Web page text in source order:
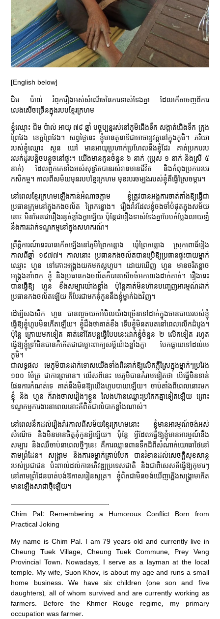
[English below]
ជិម ប៉ាល់ រំឭករឿងអស់សំណើចនៃការទាស់ទែងគ្នា ដែលកើតចេញពីការ
លេងសើចច្រើនក្នុងរបបខ្មែរក្រហម
ខ្ញុំឈ្មោះ ជិម ប៉ាល់ អាយុ ៧៩ ឆ្នាំ បច្ចុប្បន្នរស់នៅភូមិជើងទឹក សង្កាត់ជើងទឹក ក្រុង
ព្រៃវែង ខេត្តព្រៃវែង។ សព្វថ្ងៃនេះ ខ្ញុំមានតួនាទីជាអាចារ្យវត្តនៅក្នុងភូមិ។ ភរិយា
របស់ខ្ញុំឈ្មោះ សួន ឃៅ មានអាយុប្រហាក់ប្រហែលនឹងខ្ញុំដែរ គាត់ប្រកបរប
រលក់ដូរបន្តិចបន្តួចនៅផ្ទះ។ យើងមានកូនចំនួន ៦ នាក់ (ប្រុស ១ នាក់ និងស្រី ៥
នាក់) ដែលពួកគេទាំងអស់សុទ្ធតែបានរស់រានមានជីវិត និងកំពុងប្រកបរបរ
កសិកម្ម។ កាលពីសម័យមុនរបបខ្មែរក្រហម មុខរបរចម្បងរបស់ខ្ញុំគឺធ្វើស្រែចម្ការ។
នៅពេលខ្មែរក្រហមឡើងកាន់អំណាចភ្លាម ខ្ញុំត្រូវបានអង្គការចាត់តាំងឱ្យធ្វើជា
ប្រធានក្រុមនៅក្នុងកងចល័ត ព្រៃកន្លោង។ រឿងរ៉ាវដែលខ្ញុំចងចាំបំផុតក្នុងសម័យ
នោះ មិនមែនជារឿងរន្ធត់ខ្លាំងក្លាឡើយ ប៉ុន្តែជារឿងទាស់ទែងគ្នាបែបកំប្លែងលាយឡំ
នឹងការដាក់ទណ្ឌកម្មនៅក្នុងសហករណ៍។
ព្រឹត្តិការណ៍នេះបានកើតឡើងនៅភូមិព្រៃកន្លោង ឃុំព្រៃកន្លោង ស្រុកពោធិ៍រៀង
កាលពីឆ្នាំ ១៩៧៧។ កាលនោះ ប្រធានកងចល័តបានប្រើឱ្យប្រធានផ្ទះបាយម្នាក់
ឈ្មោះ ហួន ទៅគោះអង្ក្រងយកមកស្លហូប។ ដោយឃើញ ហួន មានចរិតខ្លាច
អង្ក្រងខាំពេក ខ្ញុំ និងប្រធានកងចល័តក៏បានសើចចំអកលេងដាក់គាត់។ រឿងនេះ
បានធ្វើឱ្យ ហួន ខឹងសម្បារយ៉ាងខ្លាំង ប៉ុន្តែគាត់មិនហ៊ានបញ្ចេញអារម្មណ៍ដាក់
ប្រធានកងចល័តឡើយ ក៏បែរជាមកគុំកួននឹងខ្ញុំម្នាក់ឯងវិញ។
ដើម្បីសងសឹក ហួន បានលួចយកអំបិលយ៉ាងច្រើនទៅដាក់ក្នុងចានបាយរបស់ខ្ញុំ
ធ្វើឱ្យខ្ញុំហូបមិនកើតឡើយ។ ខ្ញុំដឹងថាគាត់ខឹង ទើបខ្ញុំមិនតបតនៅពេលលើកដំបូង។
ប៉ុន្តែ ក្រោយមកទៀត គាត់នៅតែបន្តធ្វើបែបនេះដាក់ខ្ញុំចំនួន ២ លើកទៀត រហូត
ធ្វើឱ្យខ្ញុំទ្រាំមិនបានក៏កើតជាជម្លោះពាក្យសម្ដីយ៉ាងខ្លាំងក្លា បែកធ្លាយទៅដល់មេ
ភូមិ។
ជាលទ្ធផល មេភូមិបានដាក់ទោសយើងទាំងពីរនាក់ឱ្យលើកភ្លឺស្រែក្នុងម្នាក់ៗប្រវែង
១០០ ម៉ែត្រ ជាការព្រមាន។ លើសពីនេះ មេភូមិបានគំរាមទៀតថា បើធ្វើមិនទាន់
ផែនការកំណត់ទេ គាត់នឹងមិនឱ្យយើងហូបបាយឡើយ។ ចាប់តាំងពីពេលនោះមក
ខ្ញុំ និង ហួន ក៏រាងចាលរៀងៗខ្លួន លែងហ៊ានឈ្លោះប្រកែកគ្នាទៀតឡើយ ព្រោះ
ទណ្ឌកម្មការងារនាពេលនោះគឺពិតជាលំបាកខ្លាំងណាស់។
នៅពេលនឹកដល់រឿងរ៉ាវកាលពីសម័យខ្មែរក្រហមនោះ ខ្ញុំមានអារម្មណ៍ចង់អស់
សំណើច និងមិនមានចិត្តគុំកួនអ្វីឡើយ។ ប៉ុន្តែ អ្វីដែលធ្វើឱ្យខ្ញុំមានអារម្មណ៍ខឹង
សម្បារ និងឈឺចាប់នាពេលថ្មីៗនេះ គឺការឈ្លានពានទឹកដីពីសំណាក់យោធាថៃនៅ
តាមព្រំដែន។ សង្គ្រាម និងការទម្លាក់គ្រាប់បែក បានរំខានដល់សេចក្ដីសុខសាន្ត
របស់ប្រជាជន ប៉ះពាល់ដល់ការអភិវឌ្ឍប្រទេសជាតិ និងជាពិសេសគឺធ្វើឱ្យកុមារៗ
នៅតាមព្រំដែនបាត់បង់ឱកាសរៀនសូត្រ។ ខ្ញុំពិតជាមិនចង់ឃើញភ្លើងសង្គ្រាមកើត
មានឡើងសាជាថ្មីឡើយ។
——————————————-
Chim Pal: Remembering a Humorous Conflict Born from
Practical Joking
My name is Chim Pal. I am 79 years old and currently live in
Cheung Tuek Village, Cheung Tuek Commune, Prey Veng
Provincial Town. Nowadays, I serve as a layman at the local
temple. My wife, Suon Khov, is about my age and runs a small
home business. We have six children (one son and five
daughters), all of whom survived and are currently working as
farmers. Before the Khmer Rouge regime, my primary
occupation was farmer.